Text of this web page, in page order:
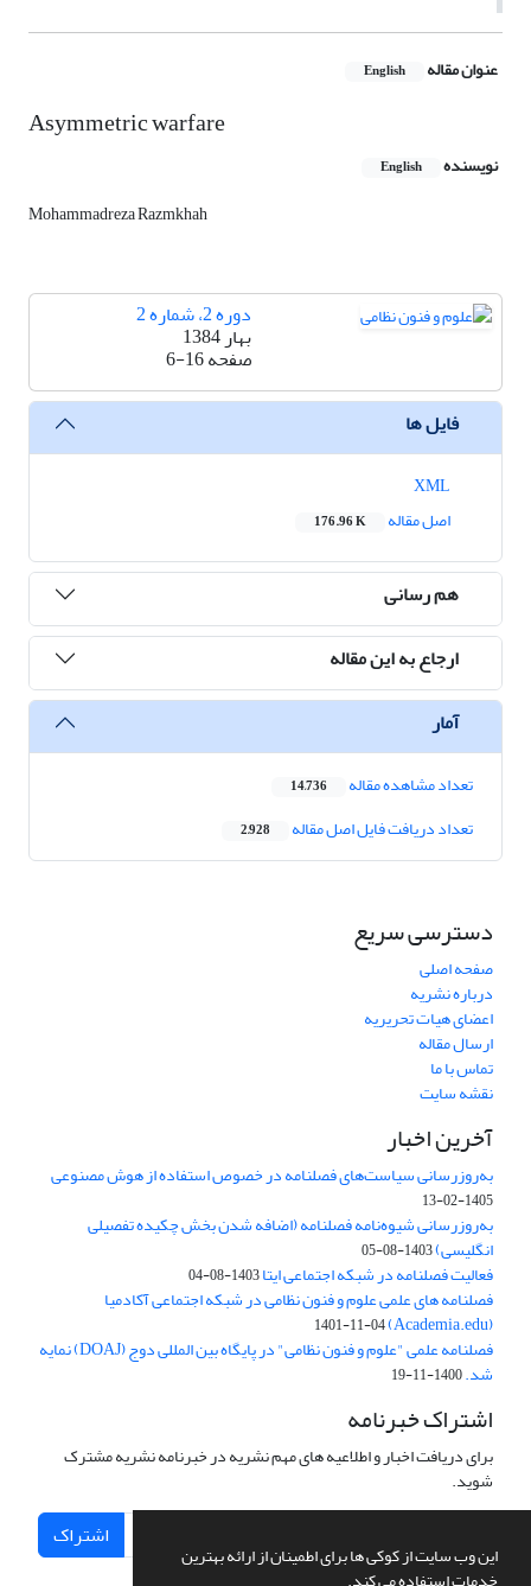
این وب سایت از کوکی ها برای اطمینان از ارائه بهترین
عنوان مقاله English
Asymmetric warfare
نویسنده English
Mohammadreza Razmkhah
دوره 2، شماره 2
بهار 1384
صفحه6-16
فایل ها
اصل مقاله
176.96 K
هم رسانی
ارجاع به این مقاله
آمار
تعداد مشاهده مقاله 14,736
تعداد دریافت فایل اصل مقاله 2,928
دسترسی سریع
صفحه اصلی
درباره نشریه
اعضای هیات تحریریه
ارسال مقاله
تماس با ما
نقشه سایت
آخرین اخبار
به‌روزرسانی سیاست‌های فصلنامه در خصوص استفاده از هوش مصنوعی
1405-02-13
به‌روزرسانی شیوه‌نامه فصلنامه (اضافه شدن بخش چکیده تفصیلی
انگلیسی)1403-08-05
فعالیت فصلنامه در شبکه اجتماعی ایتا1403-08-04
فصلنامه های علمی علوم و فنون نظامی در شبکه اجتماعی آکادمیا
(Academia.edu)
1401-11-04
فصلنامه علمی "علوم و فنون نظامی" در پایگاه بین المللی دوج (DOAJ) نمایه
شد.1400-11-19
اشتراک خبرنامه
برای دریافت اخبار و اطلاعیه های مهم نشریه در خبرنامه نشریه مشترک
شوید.
اشتراک